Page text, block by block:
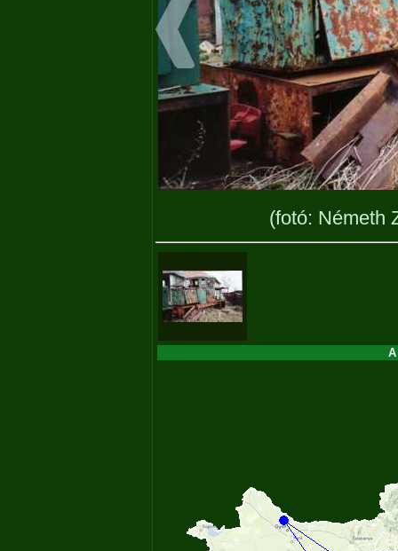
(fotó: Németh